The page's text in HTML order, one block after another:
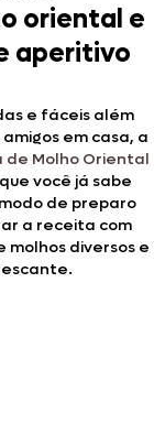
oriental e
aperitivo
e fáceis além
em casa, a
Molho Oriental
você já sabe
de preparo
a receita com
molhos diversos e